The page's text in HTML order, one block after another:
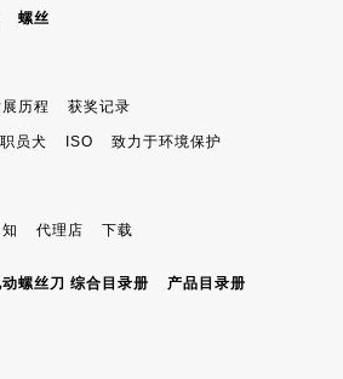
螺丝
历程 获奖记录
职员犬 ISO 致力于环境保护
代理店 下载
螺丝刀 综合目录册 产品目录册